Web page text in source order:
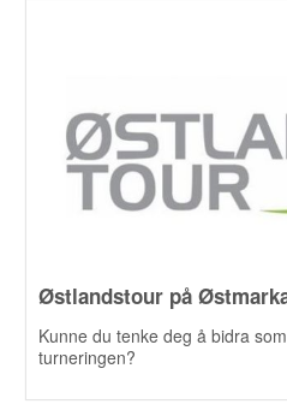
Østlandstour på
Kunne du tenke deg å bidra
turneringen?